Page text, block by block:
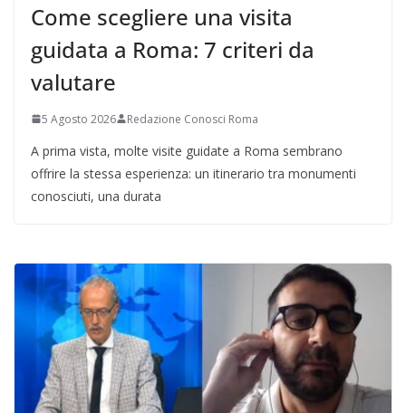
Come scegliere una visita
guidata a Roma: 7 criteri da
valutare
5 Agosto 2026 Redazione Conosci Roma
A prima vista, molte visite guidate a Roma sembrano
offrire la stessa esperienza: un itinerario tra monumenti
conosciuti, una durata